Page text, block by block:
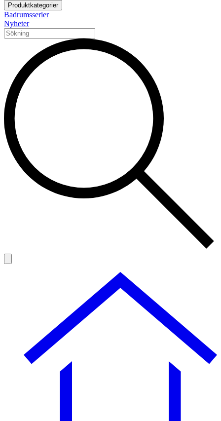
Produktkategorier
Badrumsserier
Nyheter